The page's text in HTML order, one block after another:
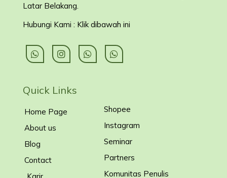
Latar Belakang
Hubungi Kami : Klik dibawah ini
Quick Links
Home Page
About us
Blog
Contact
Shopee
Instagram
Seminar
Partners
Komunitas Penulis